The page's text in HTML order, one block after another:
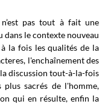
pas tout à fait une
dans le contexte nouveau
la fois les qualités de la
l'enchaînement des
discussion tout-à-la-fois
sacrés de l'homme,
qui en résulte, enfin la